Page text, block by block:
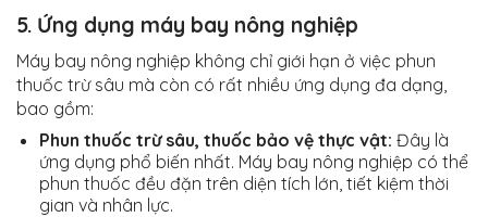
5. Ứng dụng máy bay nông nghiệp
Máy bay nông nghiệp không chỉ giới hạn ở việc phun
thuốc trừ sâu mà còn có rất nhiều ứng dụng đa dạng,
bao gồm:
Phun thuốc trừ sâu, thuốc bảo vệ thực vật: Đây là
ứng dụng phổ biến nhất. Máy bay nông nghiệp có thể
phun thuốc đều đặn trên diện tích lớn, tiết kiệm thời
gian và nhân lực.